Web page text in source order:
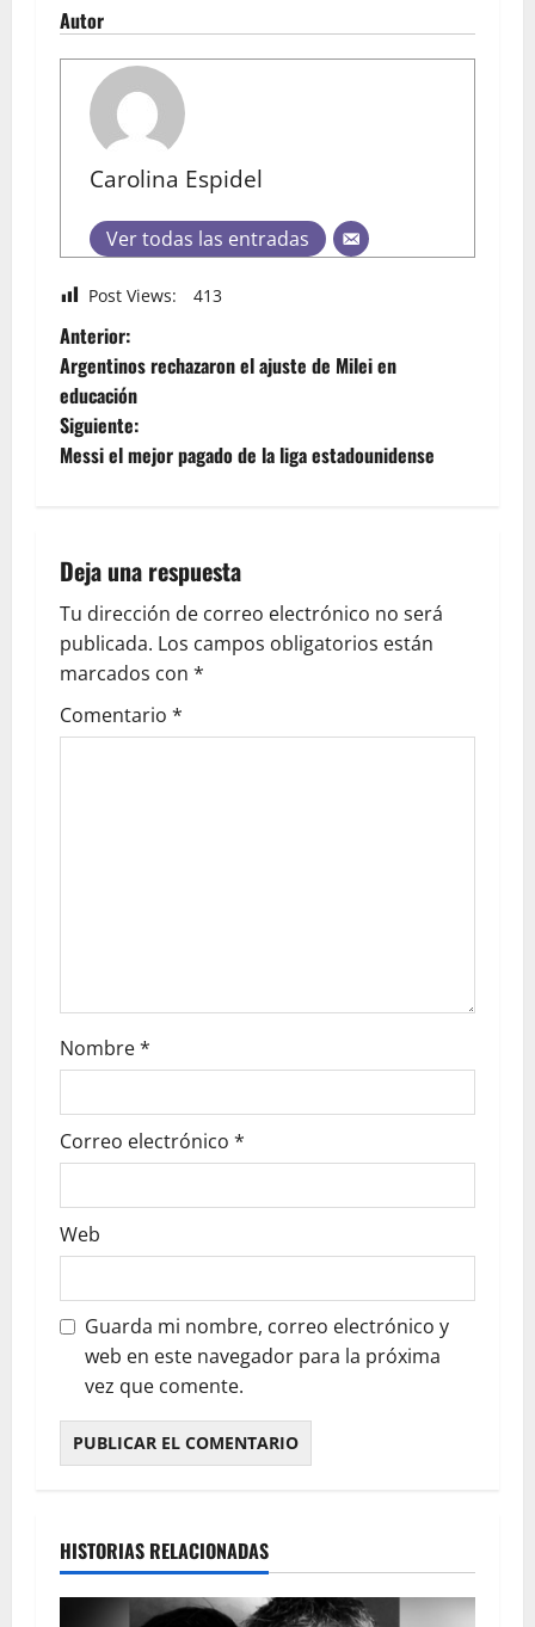
Autor
Carolina Espidel
Ver todas las entradas
Post Views: 413
Anterior:
Argentinos rechazaron el ajuste de Milei en
educación
Siguiente:
Messi el mejor pagado de la liga estadounidense
Deja una respuesta
Tu dirección de correo electrónico no será
publicada. Los campos obligatorios están
marcados con *
Comentario *
Nombre*
Correo electrónico *
Web
Guarda mi nombre, correo electrónico y
web en este navegador para la próxima
vez que comente.
HISTORIAS RELACIONADAS